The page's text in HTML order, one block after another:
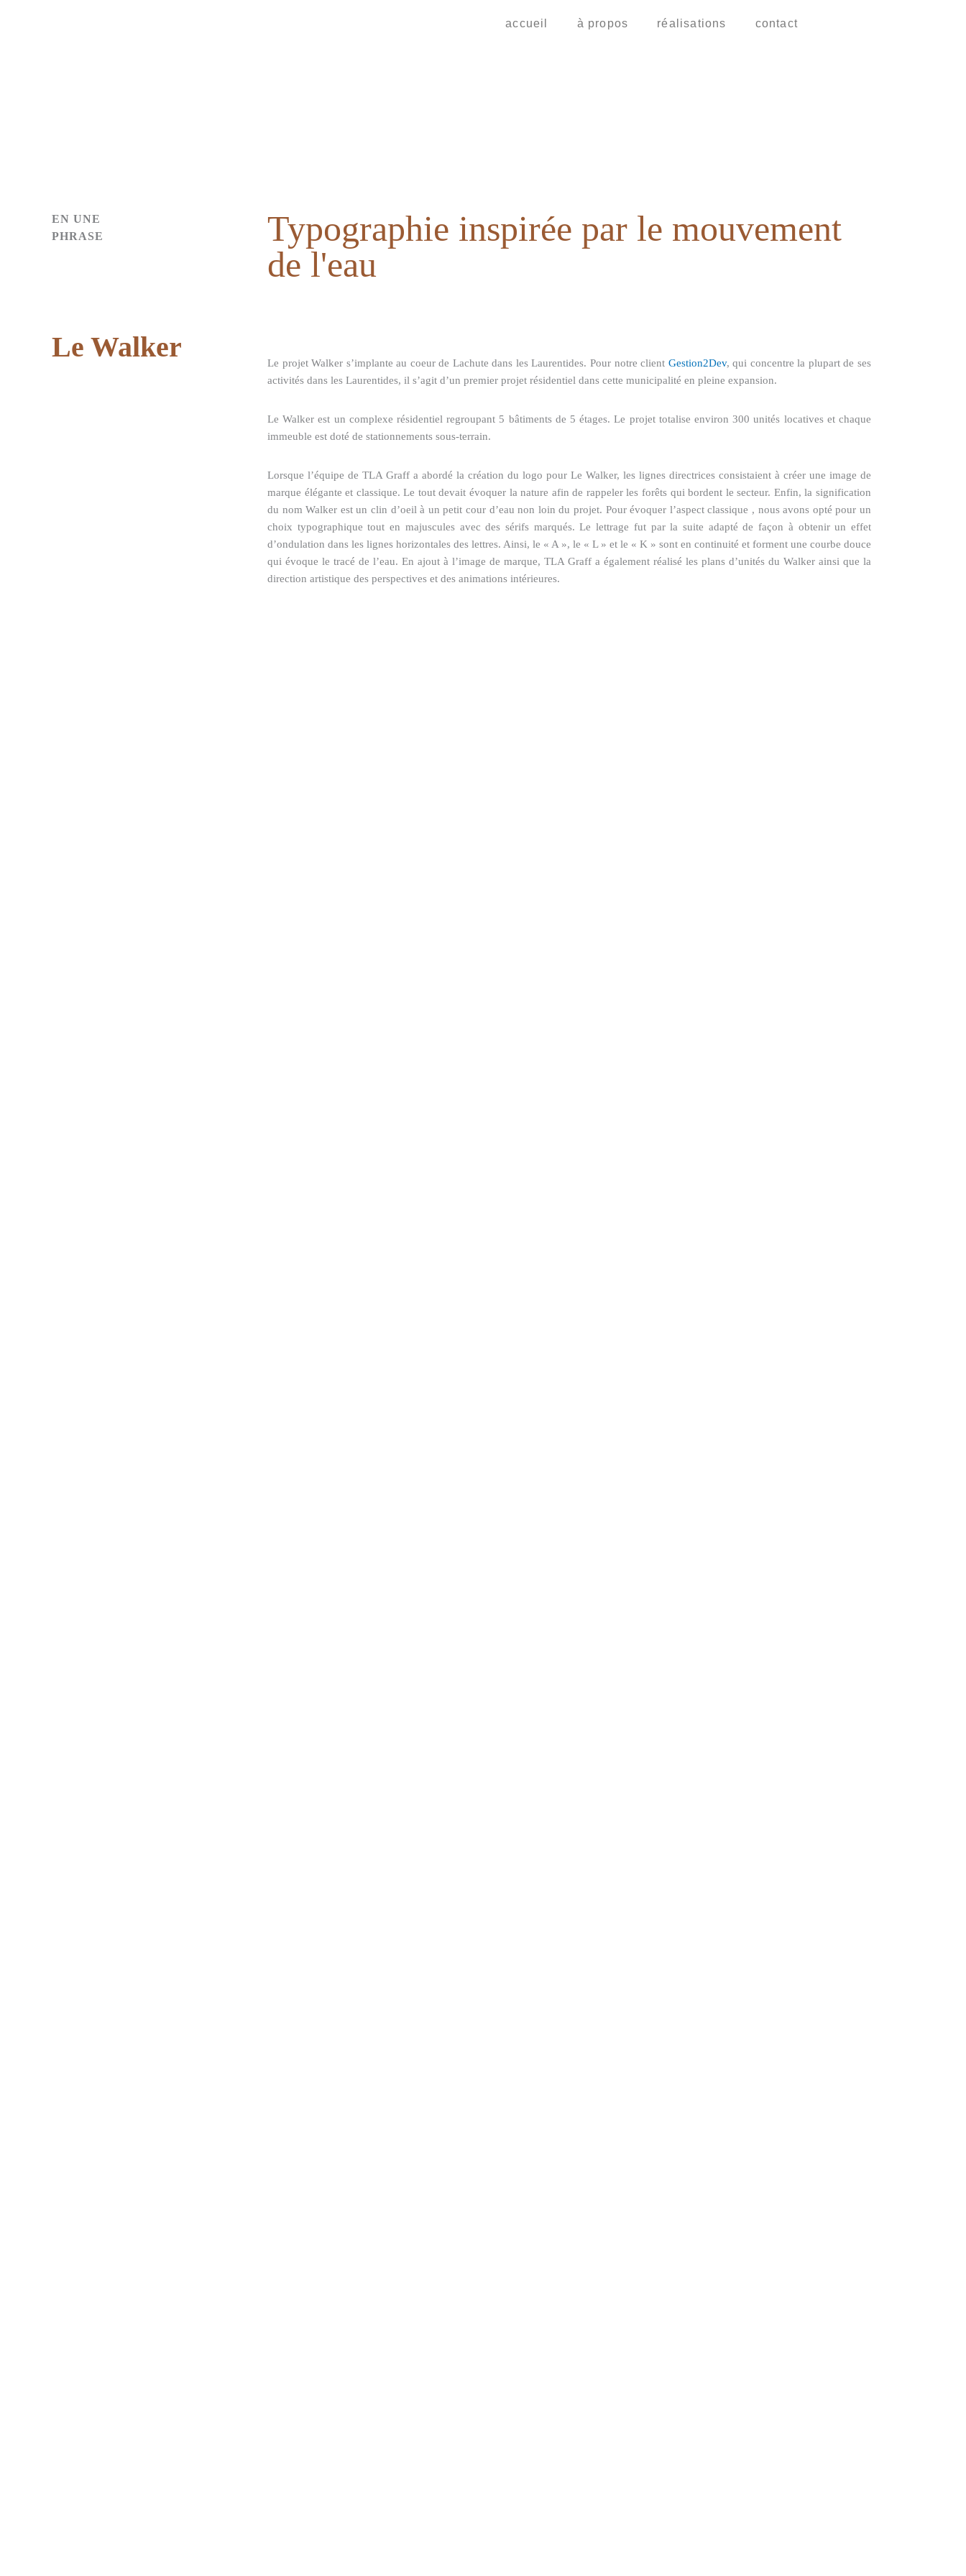
accueil à propos réalisations contact
EN UNE
PHRASE
Typographie inspirée par le mouvement
de l'eau
Le Walker Le projet Walker s’implante au coeur de Lachute dans les Laurentides. Pour notre client Gestion2Dev, qui concentre la plupart de ses
activités dans les Laurentides, il s’agit d’un premier projet résidentiel dans cette municipalité en pleine expansion.
Le Walker est un complexe résidentiel regroupant 5 bâtiments de 5 étages. Le projet totalise environ 300 unités locatives et chaque
immeuble est doté de stationnements sous-terrain.
Lorsque l’équipe de TLA Graff a abordé la création du logo pour Le Walker, les lignes directrices consistaient à créer une image de
marque élégante et classique. Le tout devait évoquer la nature afin de rappeler les forêts qui bordent le secteur. Enfin, la signification
du nom Walker est un clin d’oeil à un petit cour d’eau non loin du projet. Pour évoquer l’aspect classique , nous avons opté pour un
choix typographique tout en majuscules avec des sérifs marqués. Le lettrage fut par la suite adapté de façon à obtenir un effet
d’ondulation dans les lignes horizontales des lettres. Ainsi, le « A », le « L » et le « K » sont en continuité et forment une courbe douce
qui évoque le tracé de l’eau. En ajout à l’image de marque, TLA Graff a également réalisé les plans d’unités du Walker ainsi que la
direction artistique des perspectives et des animations intérieures.